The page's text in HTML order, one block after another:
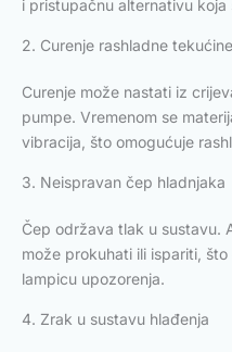
i pristupačnu alternativu
2. Curenje rashladne tekućine
Curenje može nastati iz
pumpe. Vremenom se
vibracija, što omogućuje
3. Neispravan čep hladnjaka
Čep održava tlak u sustavu.
može prokuhati ili ispariti,
lampicu upozorenja.
4. Zrak u sustavu hlađenja